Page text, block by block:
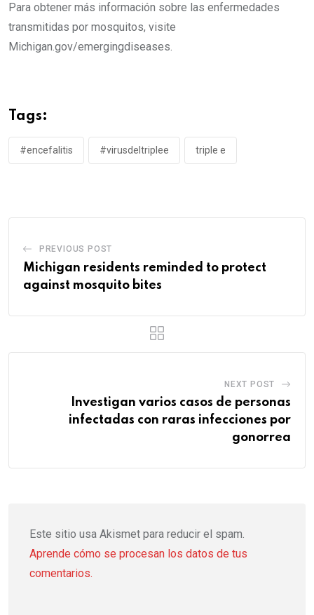
Para obtener más información sobre las enfermedades
transmitidas por mosquitos, visite
Michigan.gov/emergingdiseases.
Tags:
#encefalitis #virusdeltriplee triple e
PREVIOUS POST
Michigan residents reminded to protect
against mosquito bites
NEXT POST
Investigan varios casos de personas
infectadas con raras infecciones por
gonorrea
Este sitio usa Akismet para reducir el spam.
Aprende cómo se procesan los datos de tus
comentarios.